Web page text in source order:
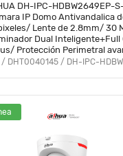
DH-IPC-HDBW2649EP-
IP Domo Antivandalica
Lente de 2.8mm/ 30
Dual Inteligente+Full
Protección Perimetral
Integrado/ IP67/ IK10